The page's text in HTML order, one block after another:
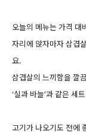
오늘의 메뉴는 가격 대
자리에 앉자마자 삼겹
요.
삼겹살의 느끼함을 깔
‘실과 바늘’과 같은 세
고기가 나오기도 전에